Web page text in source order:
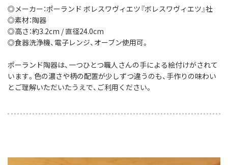
◎メーカー：ポーランド ボレスワヴィエツ『ボレスワヴィエツ』社
◎素材：陶器
◎高さ：約3.2cm / 直径24.0cm
◎食器洗浄機、電子レンジ、オーブン使用可。
ポーランド陶器は、一つひとつ職人さんの手による絵付けがされて
います。色の濃さや柄の配置が少しずつ違うのも、手作りの味わい
とご理解いただいたうえで、ご利用ください。